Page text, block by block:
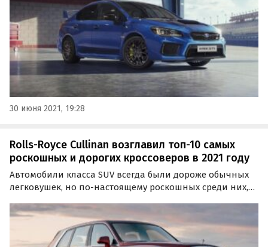
30 июня 2021, 19:28
Rolls-Royce Cullinan возглавил топ-10 самых
роскошных и дорогих кроссоверов в 2021 году
Автомобили класса SUV всегда были дороже обычных
легковушек, но по-настоящему роскошных среди них,
портала 110km.ru назвали ТОП-10 самых дорогих и
роскошных кроссоверов и внедорожников в 2021 году.